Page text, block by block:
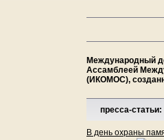
Международный
Ассамблеей
(ИКОМОС),
пресса-статьи:
В день охраны